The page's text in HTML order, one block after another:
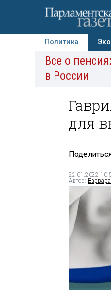
Политика
Авторы
Все о
в России
для
22.01.2022
Автор: